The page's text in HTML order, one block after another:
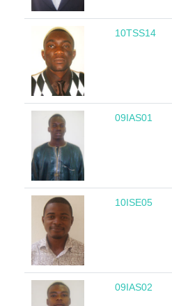
10TSS14
09IAS01
10ISE05
09IAS02